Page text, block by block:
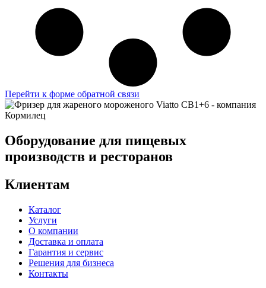
Перейти к форме обратной связи
Оборудование для пищевых
производств и ресторанов
Клиентам
Каталог
Услуги
О компании
Доставка и оплата
Гарантия и сервис
Решения для бизнеса
Контакты